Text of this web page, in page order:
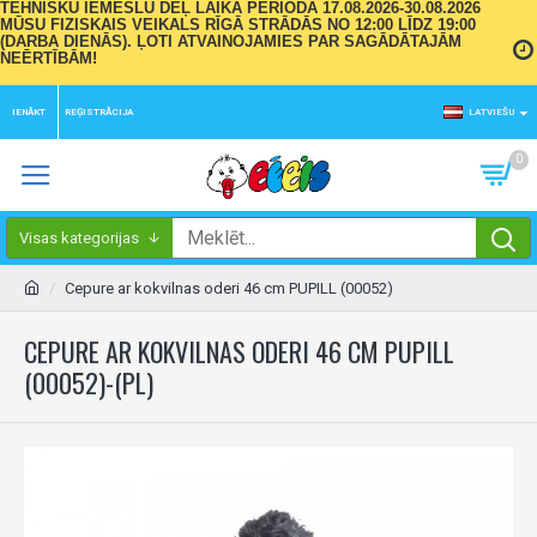
TEHNISKU IEMESLU DĒĻ LAIKA PERIODĀ 17.08.2026-30.08.2026
MŪSU FIZISKAIS VEIKALS RĪGĀ STRĀDĀS NO 12:00 LĪDZ 19:00
(DARBA DIENĀS). ĻOTI ATVAINOJAMIES PAR SAGĀDĀTAJĀM
NEĒRTĪBĀM!
IENĀKT REĢISTRĀCIJA LATVIEŠU
0
Visas kategorijas
Cepure ar kokvilnas oderi 46 cm PUPILL (00052)
CEPURE AR KOKVILNAS ODERI 46 CM PUPILL
(00052)-(PL)